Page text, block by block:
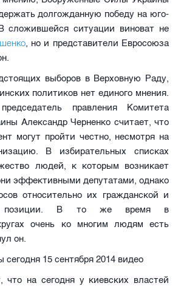
долгожданную победу на юго-
сложившейся ситуации виноват не
, но и представители Евросоюза
выборов в Верховную Раду,
политиков нет единого мнения.
правления Комитета
Александр Черненко считает, что
могут пройти честно, несмотря на
В избирательных списках
людей, к которым возникает
эффективными депутатами, однако
относительно их гражданской и
позиции. В то же время в
очень ко многим людям есть
он.
что на сегодня у киевских властей